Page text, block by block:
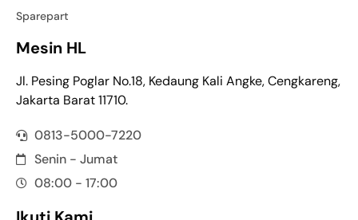
Sparepart
Mesin HL
Jl. Pesing Poglar No.18, Kedaung Kali Angke, Cengkareng,
Jakarta Barat 11710.
0813-5000-7220
Senin - Jumat
08:00 - 17:00